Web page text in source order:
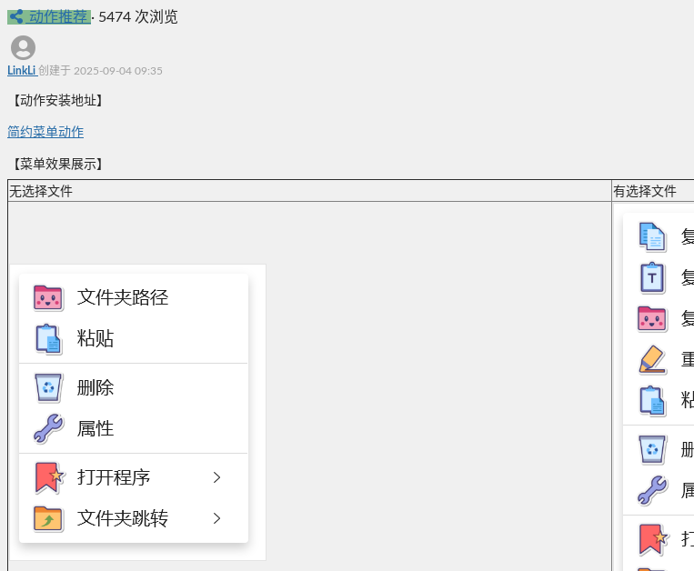
动作推荐 · 5474 次浏览
LinkLi 创建于 2025-09-04 09:35
【动作安装地址】
简约菜单动作
【菜单效果展示】
无选择文件 有选择文件